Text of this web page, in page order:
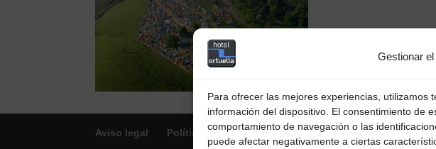
Gestionar
Para ofrecer las mejores experiencias, utilizamos
información del dispositivo. El consentimiento de
comportamiento de navegación o las
puede afectar negativamente a ciertas
Aviso legal Política de privacidad Política de cookies